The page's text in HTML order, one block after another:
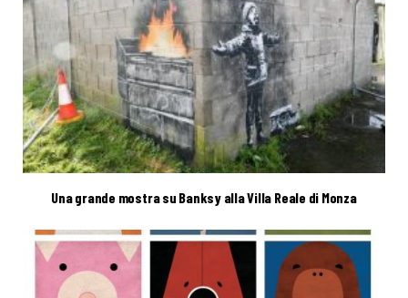
Una grande mostra su Banksy alla Villa Reale di Monza